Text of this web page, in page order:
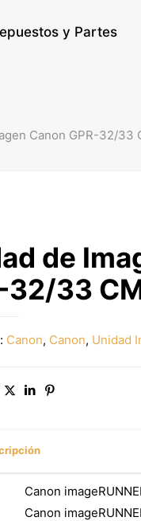
y Partes
Canon GPR-32/33
de
32/33
Canon, Canon, Unidad
Canon
Canon